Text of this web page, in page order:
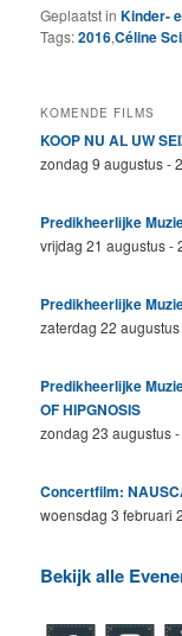
Geplaatst in Kinder-
Tags:2016,Céline
KOMENDE FILMS
KOOP NU AL UW
zondag 9 augustus -
Predikheerlijke
vrijdag 21 augustus -
Predikheerlijke
zaterdag 22
Predikheerlijke
OF HIPGNOSIS
zondag 23 augustus
Concertfilm:
woensdag 3 februari
Bekijk alle